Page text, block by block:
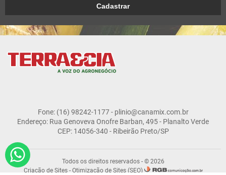
Fone: (16) 98242-1177 - plinio@canamix.com.br
Endereço: Rua Genoveva Onofre Barban, 495 - Planalto Verde
CEP: 14056-340 - Ribeirão Preto/SP
Todos os direitos reservados - © 2026
Criação de Sites- Otimização de Sites (SEO)